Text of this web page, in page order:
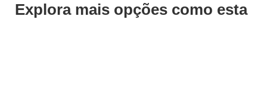
Explora mais opções como esta